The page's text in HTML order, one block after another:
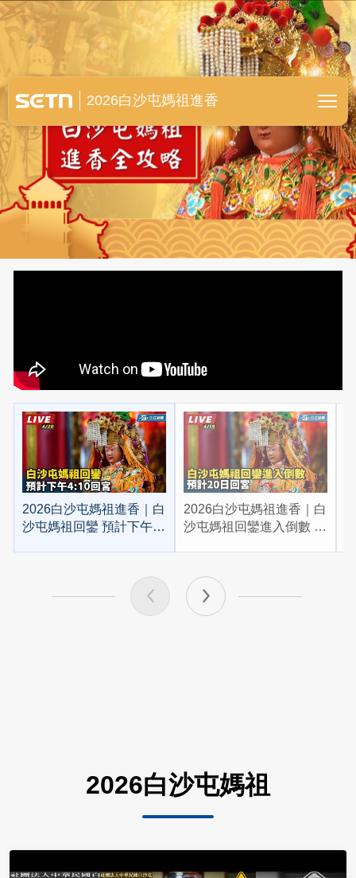
白沙屯媽祖進香全紀錄
2026白沙屯媽祖進香
2026白沙屯媽祖進香｜白
沙屯媽祖回鑾 預計下午
2026白沙屯媽祖進香｜白
沙屯媽祖回鑾進入倒數 預
2026白沙屯媽祖